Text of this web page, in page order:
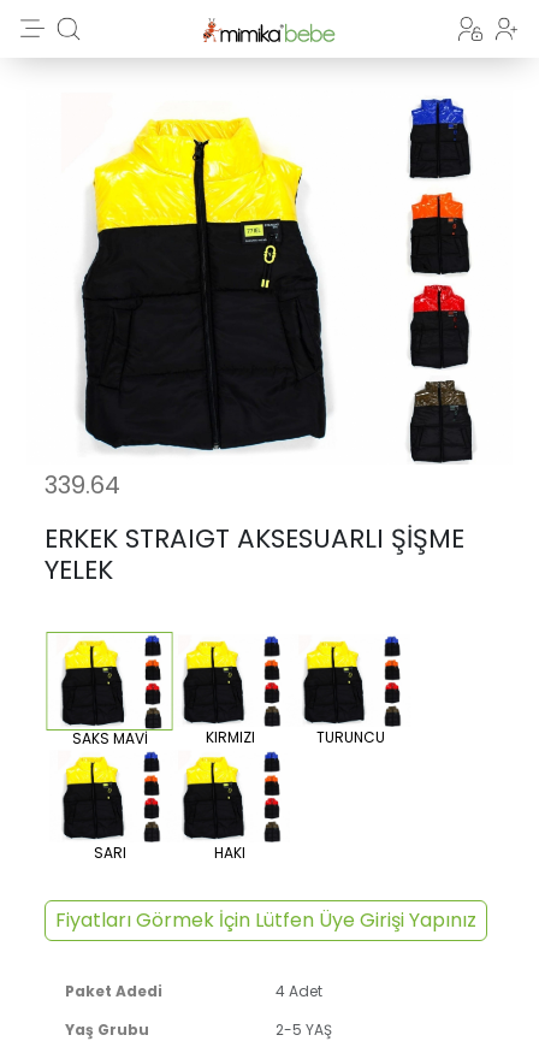
339.64
ERKEK STRAIGT AKSESUARLI ŞİŞME
YELEK
SAKS MAVİ KIRMIZI TURUNCU
SARI HAKI
Fiyatları Görmek İçin Lütfen Üye Girişi Yapınız
Paket Adedi
4 Adet
Yaş Grubu
2-5 YAŞ